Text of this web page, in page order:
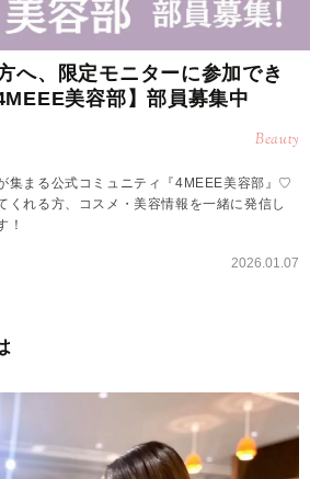
へ、限定モニターに参加でき
美容部】部員募集中
Beauty
集まる公式コミュニティ『4MEEE美容部』♡
くれる方、コスメ・美容情報を一緒に発信し
！
2026.01.07